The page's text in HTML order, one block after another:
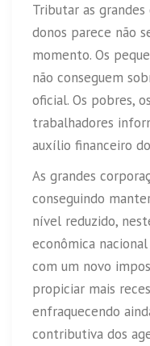
Tributar as
donos parece não
momento. Os
não conseguem
oficial. Os pobres,
trabalhadores
auxílio financeiro
As grandes
conseguindo
nível reduzido,
econômica
com um novo
propiciar mais
enfraquecendo
contributiva dos